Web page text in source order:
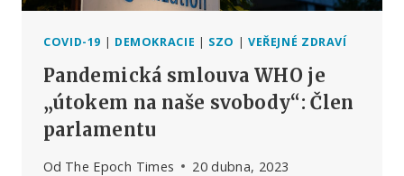
COVID-19 | DEMOKRACIE | SZO | VEŘEJNÉ ZDRAVÍ
Pandemická smlouva WHO je
„útokem na naše svobody“: Člen
parlamentu
Od The Epoch Times 20 dubna, 2023